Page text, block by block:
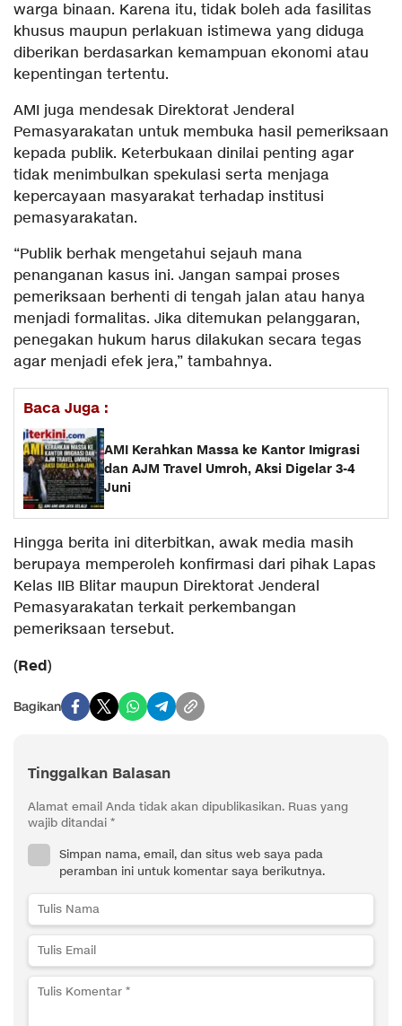
warga binaan. Karena itu, tidak boleh ada fasilitas
khusus maupun perlakuan istimewa yang diduga
diberikan berdasarkan kemampuan ekonomi atau
kepentingan tertentu.
AMI juga mendesak Direktorat Jenderal
Pemasyarakatan untuk membuka hasil pemeriksaan
kepada publik. Keterbukaan dinilai penting agar
tidak menimbulkan spekulasi serta menjaga
kepercayaan masyarakat terhadap institusi
pemasyarakatan.
“Publik berhak mengetahui sejauh mana
penanganan kasus ini. Jangan sampai proses
pemeriksaan berhenti di tengah jalan atau hanya
menjadi formalitas. Jika ditemukan pelanggaran,
penegakan hukum harus dilakukan secara tegas
agar menjadi efek jera,” tambahnya.
Baca Juga :
AMI Kerahkan Massa ke Kantor Imigrasi
dan AJM Travel Umroh, Aksi Digelar 3-4
Juni
Hingga berita ini diterbitkan, awak media masih
berupaya memperoleh konfirmasi dari pihak Lapas
Kelas IIB Blitar maupun Direktorat Jenderal
Pemasyarakatan terkait perkembangan
pemeriksaan tersebut.
(Red)
Bagikan
Tinggalkan Balasan
Alamat email Anda tidak akan dipublikasikan. Ruas yang
wajib ditandai *
Simpan nama, email, dan situs web saya pada
peramban ini untuk komentar saya berikutnya.